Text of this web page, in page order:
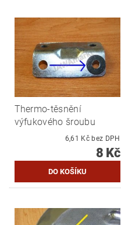
Thermo-těsnění
výfukového šroubu
6,61 Kč bez DPH
8 Kč